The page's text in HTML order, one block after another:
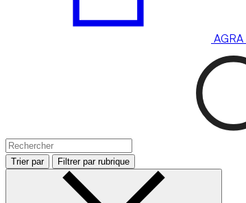
AGRA
Trier par Filtrer par rubrique